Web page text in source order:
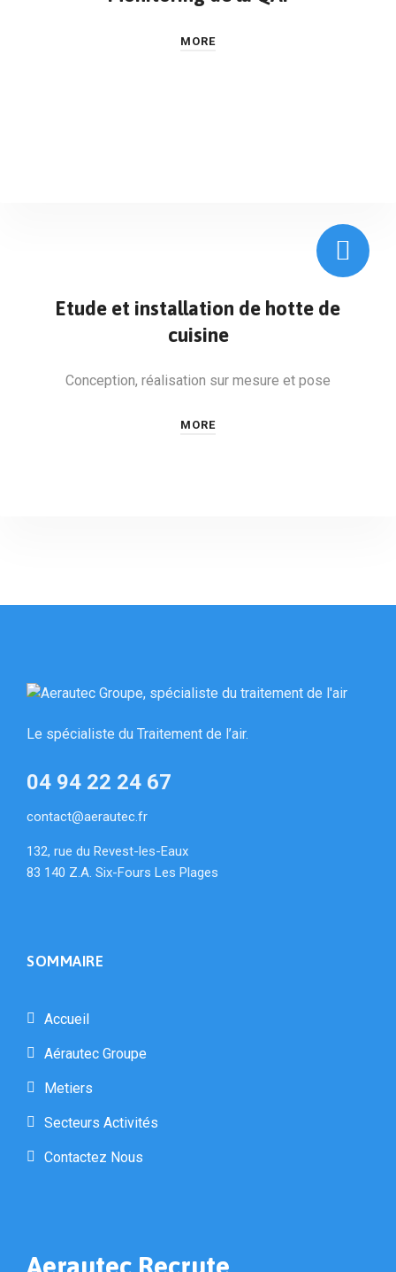
MORE
Etude et installation de hotte de
cuisine
Conception, réalisation sur mesure et pose
MORE
Le spécialiste du Traitement de l’air.
04 94 22 24 67
contact@aerautec.fr
132, rue du Revest-les-Eaux
83 140 Z.A. Six-Fours Les Plages
SOMMAIRE
Accueil
Aérautec Groupe
Metiers
Secteurs Activités
Contactez Nous
Aerautec Recrute